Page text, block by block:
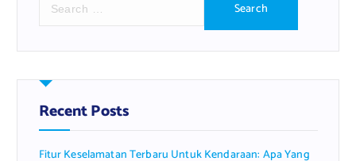
r
h
f
o
:
Recent Posts
Fitur Keselamatan Terbaru Untuk Kendaraan: Apa Yang